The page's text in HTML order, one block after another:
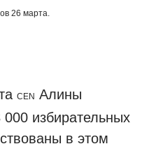
26 марта.
CEN Алины
избирательных
в этом